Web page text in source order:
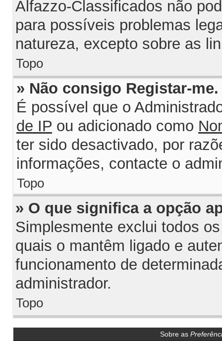
Alfazzo-Classificados não
para possíveis problemas
natureza, excepto sobre as
Topo
» Não consigo Registar-
É possível que o
de IP ou adicionado como
ter sido desactivado, por
informações, contacte o
Topo
» O que significa a opção
Simplesmente exclui todos
quais o mantêm ligado e
funcionamento de
administrador.
Topo
Sobre as